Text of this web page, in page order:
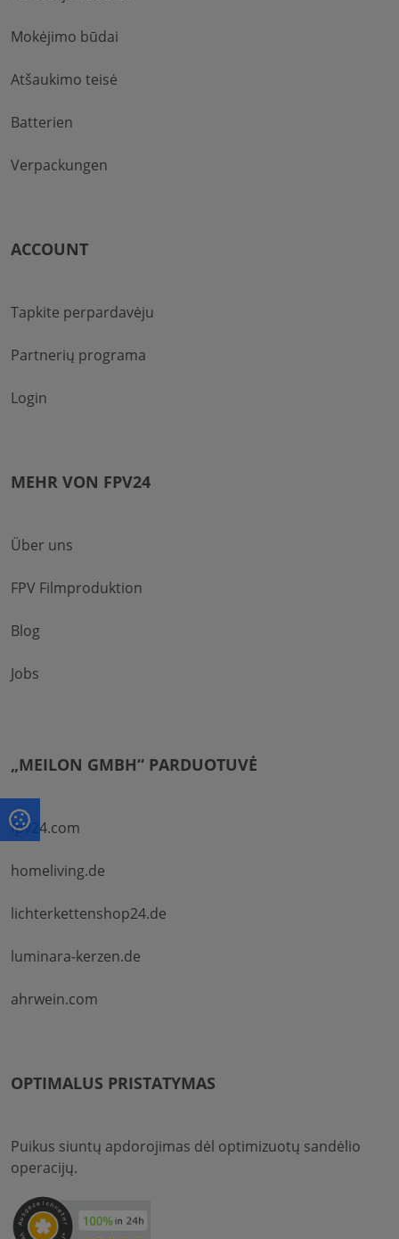
Mokėjimo būdai
Atšaukimo teisė
Batterien
Verpackungen
ACCOUNT
Tapkite perpardavėju
Partnerių programa
Login
MEHR VON FPV24
Über uns
FPV Filmproduktion
Blog
Jobs
„MEILON GMBH“ PARDUOTUVĖ
fpv24.com
homeliving.de
lichterkettenshop24.de
luminara-kerzen.de
ahrwein.com
OPTIMALUS PRISTATYMAS
Puikus siuntų apdorojimas dėl optimizuotų sandėlio
operacijų.